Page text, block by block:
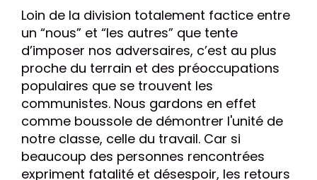
Loin de la division totalement factice entre
un “nous” et “les autres” que tente
d’imposer nos adversaires, c’est au plus
proche du terrain et des préoccupations
populaires que se trouvent les
communistes. Nous gardons en effet
comme boussole de démontrer l'unité de
notre classe, celle du travail. Car si
beaucoup des personnes rencontrées
expriment fatalité et désespoir, les retours